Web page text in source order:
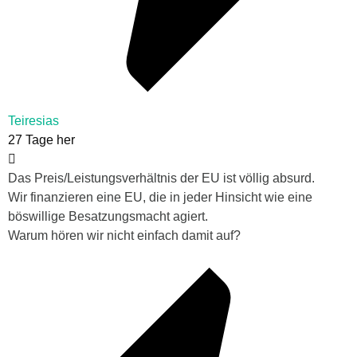
Teiresias
27 Tage her
Das Preis/Leistungsverhältnis der EU ist völlig absurd.
Wir finanzieren eine EU, die in jeder Hinsicht wie eine
böswillige Besatzungsmacht agiert.
Warum hören wir nicht einfach damit auf?